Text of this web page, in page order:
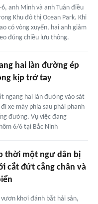
anh Minh và anh Tuân điều
Khu đô thị Ocean Park. Khi
có vòng xuyến, hai anh giảm
đúng chiều lưu thông.
hai làn đường ép
kịp trở tay
ngang hai làn đường vào sát
xe máy phía sau phải phanh
đường. Vụ việc đang
6/6 tại Bắc Ninh
thời một ngư dân bị
cắt đứt cẳng chân và
khơi đánh bắt hải sản,